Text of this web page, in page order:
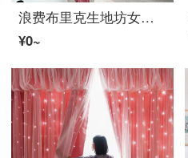
浪费布里克生地坊女孩房幕韩式ピンク网红カーテン寝室女孩心insプリンセス风完成品遮光児童飘窓二层红丝帘ピンク色
¥0~